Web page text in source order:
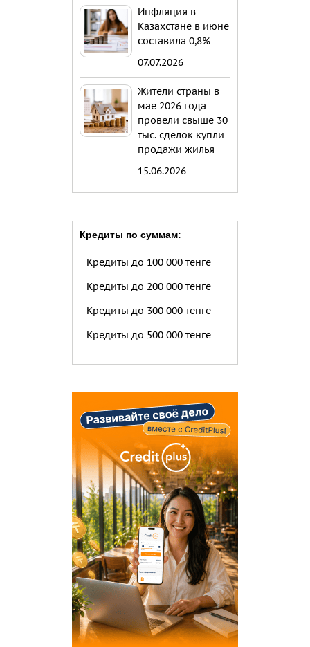
Инфляция в
Казахстане в июне
составила 0,8%
07.07.2026
Жители страны в
мае 2026 года
провели свыше 30
тыс. сделок купли-
продажи жилья
15.06.2026
Кредиты по суммам:
Кредиты до 100 000 тенге
Кредиты до 200 000 тенге
Кредиты до 300 000 тенге
Кредиты до 500 000 тенге